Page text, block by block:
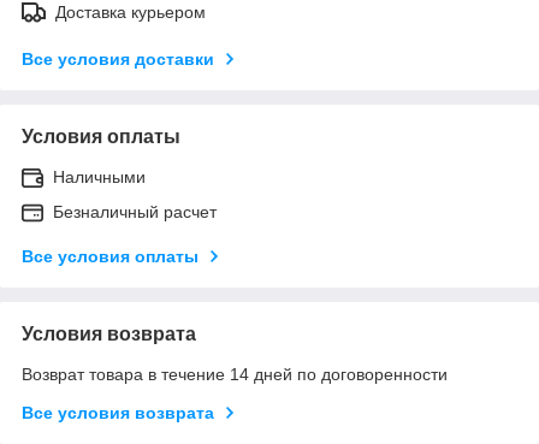
Доставка курьером
Все условия доставки
Условия оплаты
Наличными
Безналичный расчет
Все условия оплаты
Условия возврата
Возврат товара в течение 14 дней по договоренности
Все условия возврата